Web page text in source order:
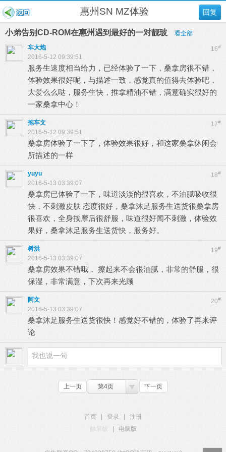
回复
惠州SN MZ体验
小弟告别CD-ROM在惠州遇到最好的一对靓玻 看全部
16#
车大炮
2016-5-12 09:39:51
服务生速度相当给力，已经体验了一下，桑拿房很不错，
体验效果很好呢，与描述一致，感觉真的值得去体验吧，
大爱么么哒，服务生快，推拿精油不错，满意确实很好的
一家桑拿中心！
17#
拖车文
2016-5-12 09:39:51
桑拿房体验了一下了，体验效果很好，和这家桑拿休闲会
所描述的一样
18#
yuyu
2016-5-13 03:39:07
桑拿房已体验了一下，味道淡淡的很喜欢，不油腻吸收很
快，不刺激皮肤 态度很好，桑拿沐足服务生送货很桑拿房
很喜欢，全身按摩后很舒服，味道很好闻不刺激，体验效
果好，桑拿沐足服务生送货快，服务好。
19#
树洪
2016-5-13 03:39:07
桑拿房效果不错哦， 擦起来不会很油腻，非常的舒服，很
保湿，非常满意，下次再来光顾
20#
阿文
2016-5-13 03:39:07
桑拿沐足服务生送货很快！感觉好不错的，体验了再来评
论
上一页 第4页 下一页
首页 登录
注册
触屏版
电脑版